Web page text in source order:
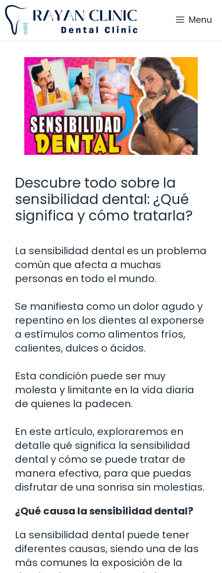
Saltar
al
contenido
Menu
Descubre todo sobre la
sensibilidad dental: ¿Qué
significa y cómo tratarla?
La sensibilidad dental es un problema
común que afecta a muchas
personas en todo el mundo.
Se manifiesta como un dolor agudo y
repentino en los dientes al exponerse
a estímulos como alimentos fríos,
calientes, dulces o ácidos.
Esta condición puede ser muy
molesta y limitante en la vida diaria
de quienes la padecen.
En este artículo, exploraremos en
detalle qué significa la sensibilidad
dental y cómo se puede tratar de
manera efectiva, para que puedas
disfrutar de una sonrisa sin molestias.
¿Qué causa la sensibilidad dental?
La sensibilidad dental puede tener
diferentes causas, siendo una de las
más comunes la exposición de la